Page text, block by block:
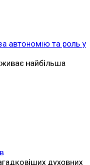
автономію та роль у
найбільша
духовних